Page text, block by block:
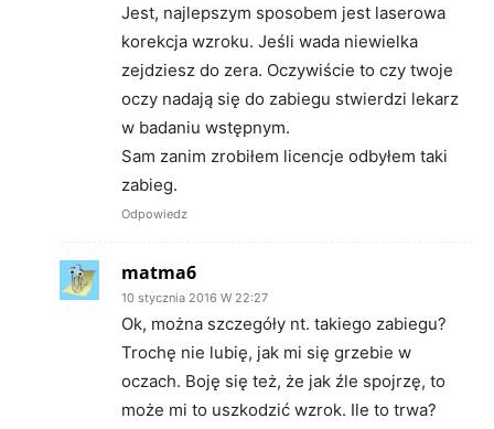
Jest, najlepszym sposobem jest laserowa
korekcja wzroku. Jeśli wada niewielka
zejdziesz do zera. Oczywiście to czy twoje
oczy nadają się do zabiegu stwierdzi lekarz
w badaniu wstępnym.
Sam zanim zrobiłem licencje odbyłem taki
zabieg.
Odpowiedz
matma6
10 stycznia 2016 W 22:27
Ok, można szczegóły nt. takiego zabiegu?
Trochę nie lubię, jak mi się grzebie w
oczach. Boję się też, że jak źle spojrzę, to
może mi to uszkodzić wzrok. Ile to trwa?